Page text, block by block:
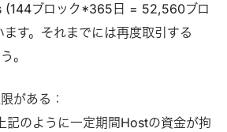
ブロック*365日 = 52,560ブロ
す。それまでには再度取引する
。
がある：
のように一定期間Hostの資金が拘